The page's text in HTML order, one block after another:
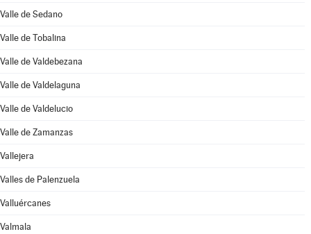
Valle de Sedano
Valle de Tobalina
Valle de Valdebezana
Valle de Valdelaguna
Valle de Valdelucio
Valle de Zamanzas
Vallejera
Valles de Palenzuela
Valluércanes
Valmala